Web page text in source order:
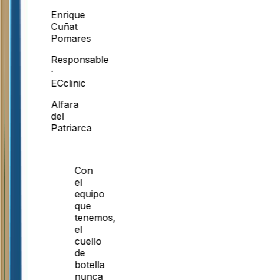
Enrique
Cuñat
Pomares
Responsable
·
ECclinic
Alfara
del
Patriarca
Con
el
equipo
que
tenemos,
el
cuello
de
botella
nunca